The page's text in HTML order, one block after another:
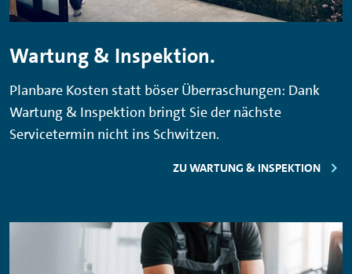
Wartung & Inspektion.
Planbare Kosten statt böser Überraschungen: Dank
Wartung & Inspektion bringt Sie der nächste
Servicetermin nicht ins Schwitzen.
ZU WARTUNG & INSPEKTION